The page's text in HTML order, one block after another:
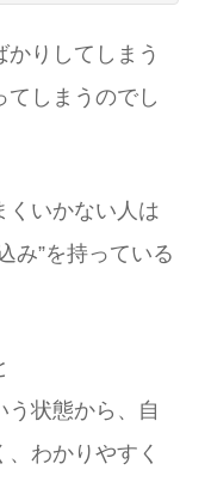
りしてしまう
てしまうのでし
くいかない人は
み”を持っている
う状態から、自
わかりやすく